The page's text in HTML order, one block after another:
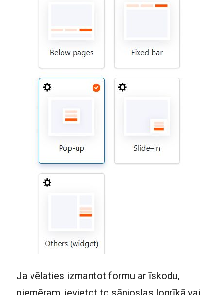
Ja vēlaties izmantot formu ar īskodu,
piemēram, ievietot to sānjoslas logrīkā vai